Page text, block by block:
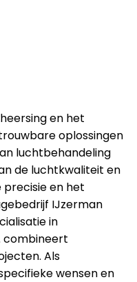
en het
oplossingen
luchtbehandeling
de luchtkwaliteit en
precisie en het
IJzerman
in
combineert
Als
wensen en